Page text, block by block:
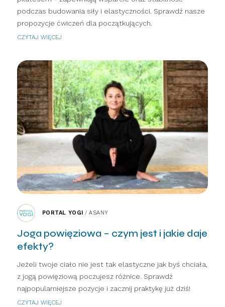
podczas budowania siły i elastyczności. Sprawdź nasze
propozycje ćwiczeń dla początkujących.
CZYTAJ WIĘCEJ
PORTAL YOGI /ASANY
Joga powięziowa – czym jest i jakie daje
efekty?
Jeżeli twoje ciało nie jest tak elastyczne jak byś chciała,
z jogą powięziową poczujesz różnice. Sprawdź
najpopularniejsze pozycje i zacznij praktykę już dziś!
CZYTAJ WIĘCEJ